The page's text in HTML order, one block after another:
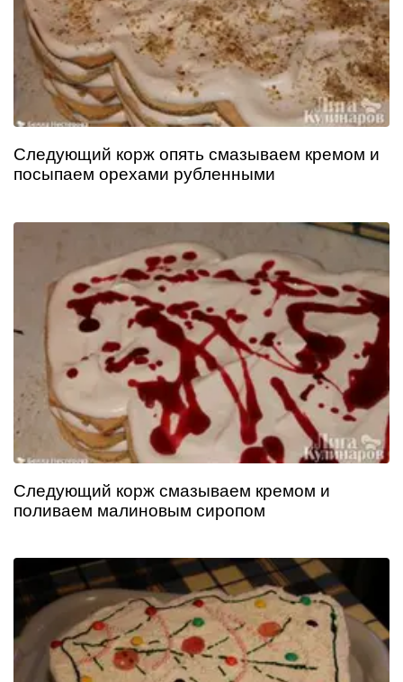
Следующий корж опять смазываем кремом и
посыпаем орехами рубленными
Следующий корж смазываем кремом и
поливаем малиновым сиропом